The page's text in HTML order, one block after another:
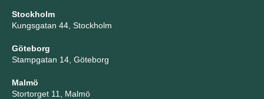
Stockholm
Kungsgatan 44, Stockholm
Göteborg
Stampgatan 14, Göteborg
Malmö
Stortorget 11, Malmö